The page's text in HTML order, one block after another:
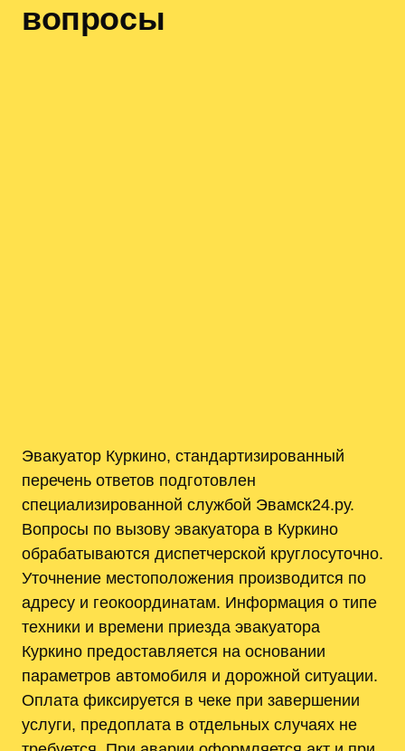
вопросы
Эвакуатор Куркино, стандартизированный
перечень ответов подготовлен
специализированной службой Эвамск24.ру.
Вопросы по вызову эвакуатора в Куркино
обрабатываются диспетчерской круглосуточно.
Уточнение местоположения производится по
адресу и геокоординатам. Информация о типе
техники и времени приезда эвакуатора
Куркино предоставляется на основании
параметров автомобиля и дорожной ситуации.
Оплата фиксируется в чеке при завершении
услуги, предоплата в отдельных случаях не